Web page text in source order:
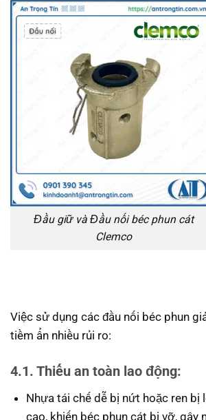
Đầu giữ và Đầu nối béc phun cát
Clemco
Việc sử dụng các đầu nối béc phun
tiềm ẩn nhiều rủi ro:
4.1. Thiếu an toàn lao động:
Nhựa tái chế dễ bị nứt hoặc ren bị
cao, khiến béc phun cát bị vỡ, gây